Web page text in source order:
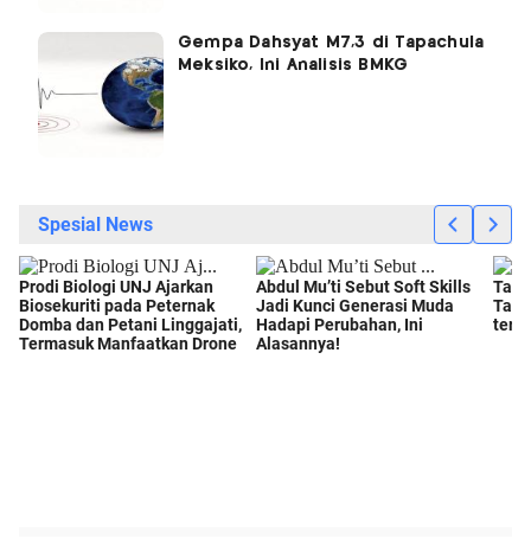
Gempa Dahsyat M7,3 di Tapachula
Meksiko, Ini Analisis BMKG